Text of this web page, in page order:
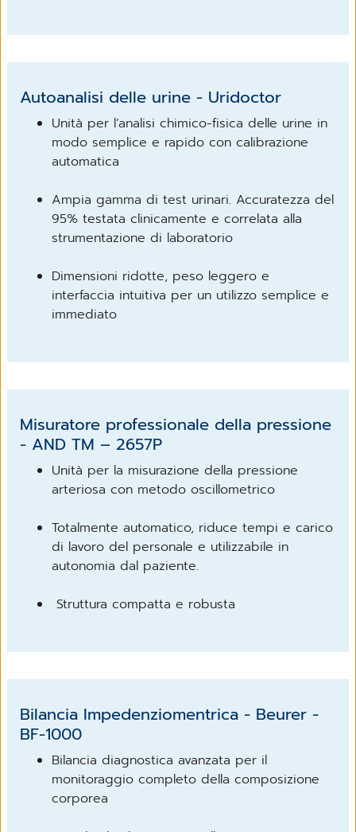
Autoanalisi delle urine - Uridoctor
Unità per l’analisi chimico-fisica delle urine in
modo semplice e rapido con calibrazione
automatica
Ampia gamma di test urinari. Accuratezza del
95% testata clinicamente e correlata alla
strumentazione di laboratorio
Dimensioni ridotte, peso leggero e
interfaccia intuitiva per un utilizzo semplice e
immediato
Misuratore professionale della pressione
- AND TM – 2657P
Unità per la misurazione della pressione
arteriosa con metodo oscillometrico
Totalmente automatico, riduce tempi e carico
di lavoro del personale e utilizzabile in
autonomia dal paziente.
Struttura compatta e robusta
Bilancia Impedenziomentrica - Beurer -
BF-1000
Bilancia diagnostica avanzata per il
monitoraggio completo della composizione
corporea